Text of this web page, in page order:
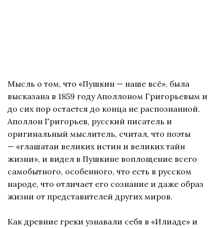
Мысль о том, что «Пушкин — наше всё», была
высказана в 1859 году Аполлоном Григорьевым и
до сих пор остается до конца не распознанной.
Аполлон Григорьев, русский писатель и
оригинальный мыслитель, считал, что поэты
— «глашатаи великих истин и великих тайн
жизни», и видел в Пушкине воплощение всего
самобытного, особенного, что есть в русском
народе, что отличает его сознание и даже образ
жизни от представителей других миров.
Как древние греки узнавали себя в «Илиаде» и